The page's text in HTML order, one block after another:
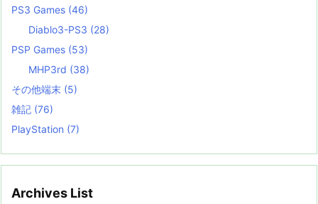
PS3 Games (46)
Diablo3-PS3 (28)
PSP Games (53)
MHP3rd (38)
その他端末 (5)
雑記 (76)
PlayStation (7)
Archives List